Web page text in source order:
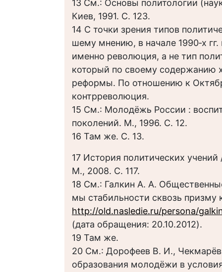
13 См.: Основы политологии
Киев, 1991. С. 123.
14 С точки зрения типов
шему мнению, в начале 1990‑х
именно революция, а не тип
который по своему содержанию
реформы. По отношению к
контрреволюция.
15 См.: Молодёжь России :
поколений. М., 1996. С. 12.
16 Там же. С. 13.
17 История политических
М., 2008. С. 117.
18 См.: Галкин А. А.
мы стабильности сквозь призму
http://old.nasledie.ru/persona/
(дата обращения: 20.10.2012).
19 Там же.
20 См.: Дорофеев В. И.,
образования молодёжи в